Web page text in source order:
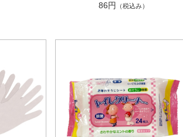
86円
（税込み）